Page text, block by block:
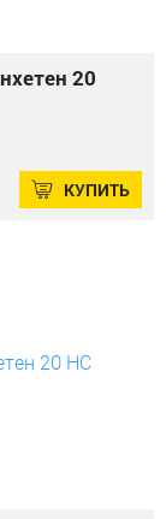
20
КУПИТЬ